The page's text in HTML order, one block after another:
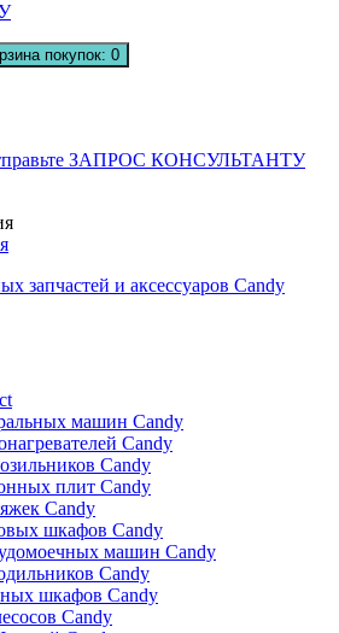
покупок: 0
ЗАПРОС КОНСУЛЬТАНТУ
машин Candy
Candy
Candy
плит Candy
Candy
шкафов Candy
машин Candy
Candy
шкафов Candy
Candy